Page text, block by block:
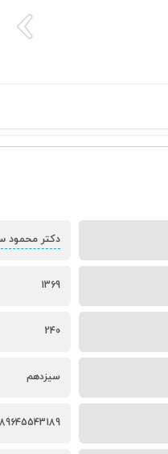
دکتر محمود
1369
240
سیزدهم